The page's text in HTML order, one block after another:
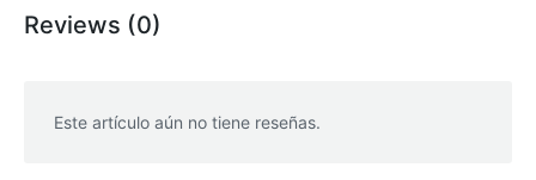
Reviews (0)
Este artículo aún no tiene reseñas.